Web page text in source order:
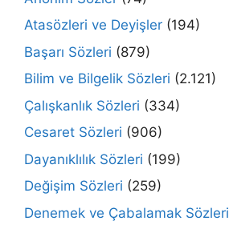
Atasözleri ve Deyişler (194)
Başarı Sözleri (879)
Bilim ve Bilgelik Sözleri (2.121)
Çalışkanlık Sözleri (334)
Cesaret Sözleri (906)
Dayanıklılık Sözleri (199)
Değişim Sözleri (259)
Denemek ve Çabalamak Sözleri